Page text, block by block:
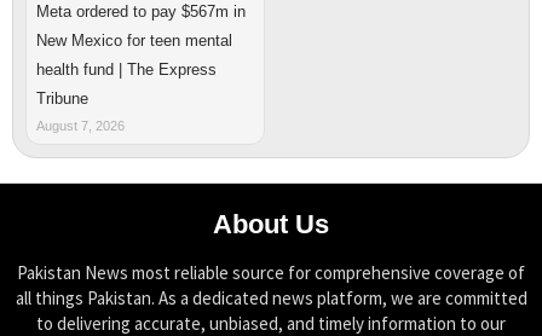
Meta ordered to pay $567m in
New Mexico for teen mental
health fund | The Express
Tribune
August 7, 2026
About Us
Pakistan News most reliable source for comprehensive coverage of
all things Pakistan. As a dedicated news platform, we are committed
to delivering accurate, unbiased, and timely information to our